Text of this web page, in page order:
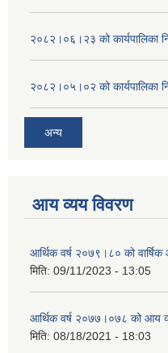
२०८२।०६।२३ को कार्यपालिका
२०८२।०५।०२ को कार्यपालिका
अन्य
आय व्यय विवरण
आर्थिक वर्ष २०७९।८० को
मिति: 09/11/2023 - 13:05
आर्थिक वर्ष २०७७।०७८ को आय
मिति: 08/18/2021 - 18:03